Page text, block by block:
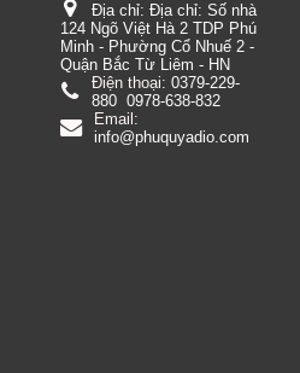
Địa chỉ: Địa chỉ: Số nhà
124 Ngõ Việt Hà 2 TDP Phú
Minh - Phường Cổ Nhuế 2 -
Quận Bắc Từ Liêm - HN
Điện thoại: 0379-229-
880 0978-638-832
Email:
info@phuquyadio.com